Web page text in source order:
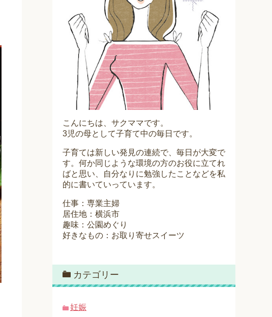
こんにちは、サクママです。
3児の母として子育て中の毎日です。
子育ては新しい発見の連続で、毎日が大変で
す。何か同じような環境の方のお役に立てれ
ばと思い、自分なりに勉強したことなどを私
的に書いていっています。
仕事：専業主婦
居住地：横浜市
趣味：公園めぐり
好きなもの：お取り寄せスイーツ
カテゴリー
妊娠